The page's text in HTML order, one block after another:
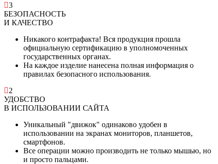
3
БЕЗОПАСНОСТЬ
И КАЧЕСТВО
Никакого контрафакта! Вся продукция прошла
официальную сертификацию в уполномоченных
государственных органах.
На каждое изделие нанесена полная информация о
правилах безопасного использования.
2
УДОБСТВО
В ИСПОЛЬЗОВАНИИ САЙТА
Уникальный "движок" одинаково удобен в
использовании на экранах мониторов, планшетов,
смартфонов.
Все операции можно производить не только мышью, но
и просто пальцами.